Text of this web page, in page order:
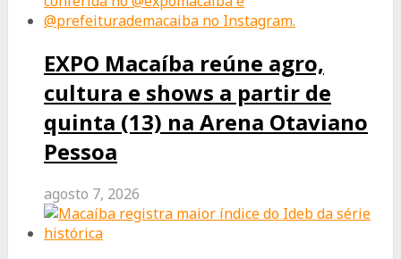
EXPO Macaíba reúne agro,
cultura e shows a partir de
quinta (13) na Arena Otaviano
Pessoa
agosto 7, 2026